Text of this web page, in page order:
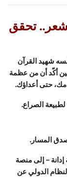
تحقق
شهيد القرآن
أكّد أن من عظمة
حتى أعداؤك.
الصراع.
صدق المسار.
– إلى منصة
الدولي عن